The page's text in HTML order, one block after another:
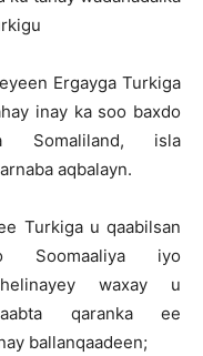
Ergayga Turkiga
inay ka soo baxdo
Somaliland, isla
aqbalayn.
Turkiga u qaabilsan
Soomaaliya iyo
waxay u
qaranka ee
ballanqaadeen;